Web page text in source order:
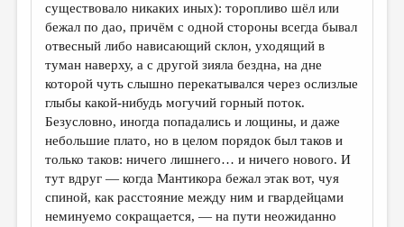
КОЛОНКА РЕДАКТОРА
РЕДКОЛЛЕГИЯ
ОТ РЕДАКЦИИ
МАЛАЯ ПРОЗА
ЭССЕИСТИКА
ЛИТЕРАТУРОВЕДЕНИЕ
КУЛЬТУРОВЕДЕНИЕ
существовало никаких иных): торопливо шёл или
бежал по дао, причём с одной стороны всегда бывал
отвесный либо нависающий склон, уходящий в
туман наверху, а с другой зияла бездна, на дне
которой чуть слышно перекатывался через ослизлые
глыбы какой-нибудь могучий горный поток.
Безусловно, иногда попадались и лощины, и даже
небольшие плато, но в целом порядок был таков и
только таков: ничего лишнего… и ничего нового. И
тут вдруг — когда Мантикора бежал этак вот, чуя
спиной, как расстояние между ним и гвардейцами
неминуемо сокращается, — на пути неожиданно